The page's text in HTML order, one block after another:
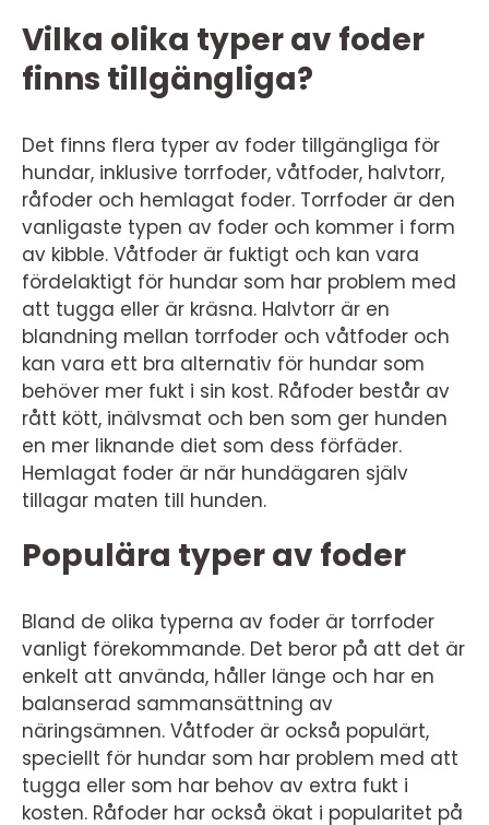
Vilka olika typer av foder
finns tillgängliga?
Det finns flera typer av foder tillgängliga för
hundar, inklusive torrfoder, våtfoder, halvtorr,
råfoder och hemlagat foder. Torrfoder är den
vanligaste typen av foder och kommer i form
av kibble. Våtfoder är fuktigt och kan vara
fördelaktigt för hundar som har problem med
att tugga eller är kräsna. Halvtorr är en
blandning mellan torrfoder och våtfoder och
kan vara ett bra alternativ för hundar som
behöver mer fukt i sin kost. Råfoder består av
rått kött, inälvsmat och ben som ger hunden
en mer liknande diet som dess förfäder.
Hemlagat foder är när hundägaren själv
tillagar maten till hunden.
Populära typer av foder
Bland de olika typerna av foder är torrfoder
vanligt förekommande. Det beror på att det är
enkelt att använda, håller länge och har en
balanserad sammansättning av
näringsämnen. Våtfoder är också populärt,
speciellt för hundar som har problem med att
tugga eller som har behov av extra fukt i
kosten. Råfoder har också ökat i popularitet på